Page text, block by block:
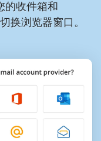
的收件箱和
换浏览器窗口。